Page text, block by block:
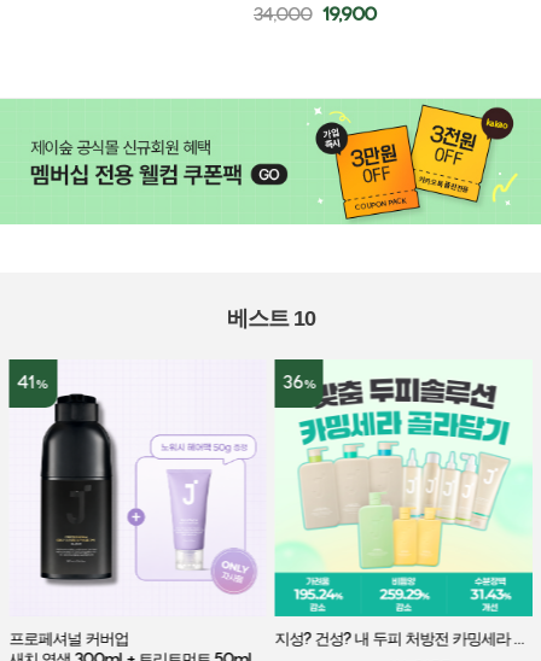
34,000 19,900
베스트 10
41%
프로페셔널 커버업
36%
지성? 건성? 내 두피 처방전 카밍세라 골라담기